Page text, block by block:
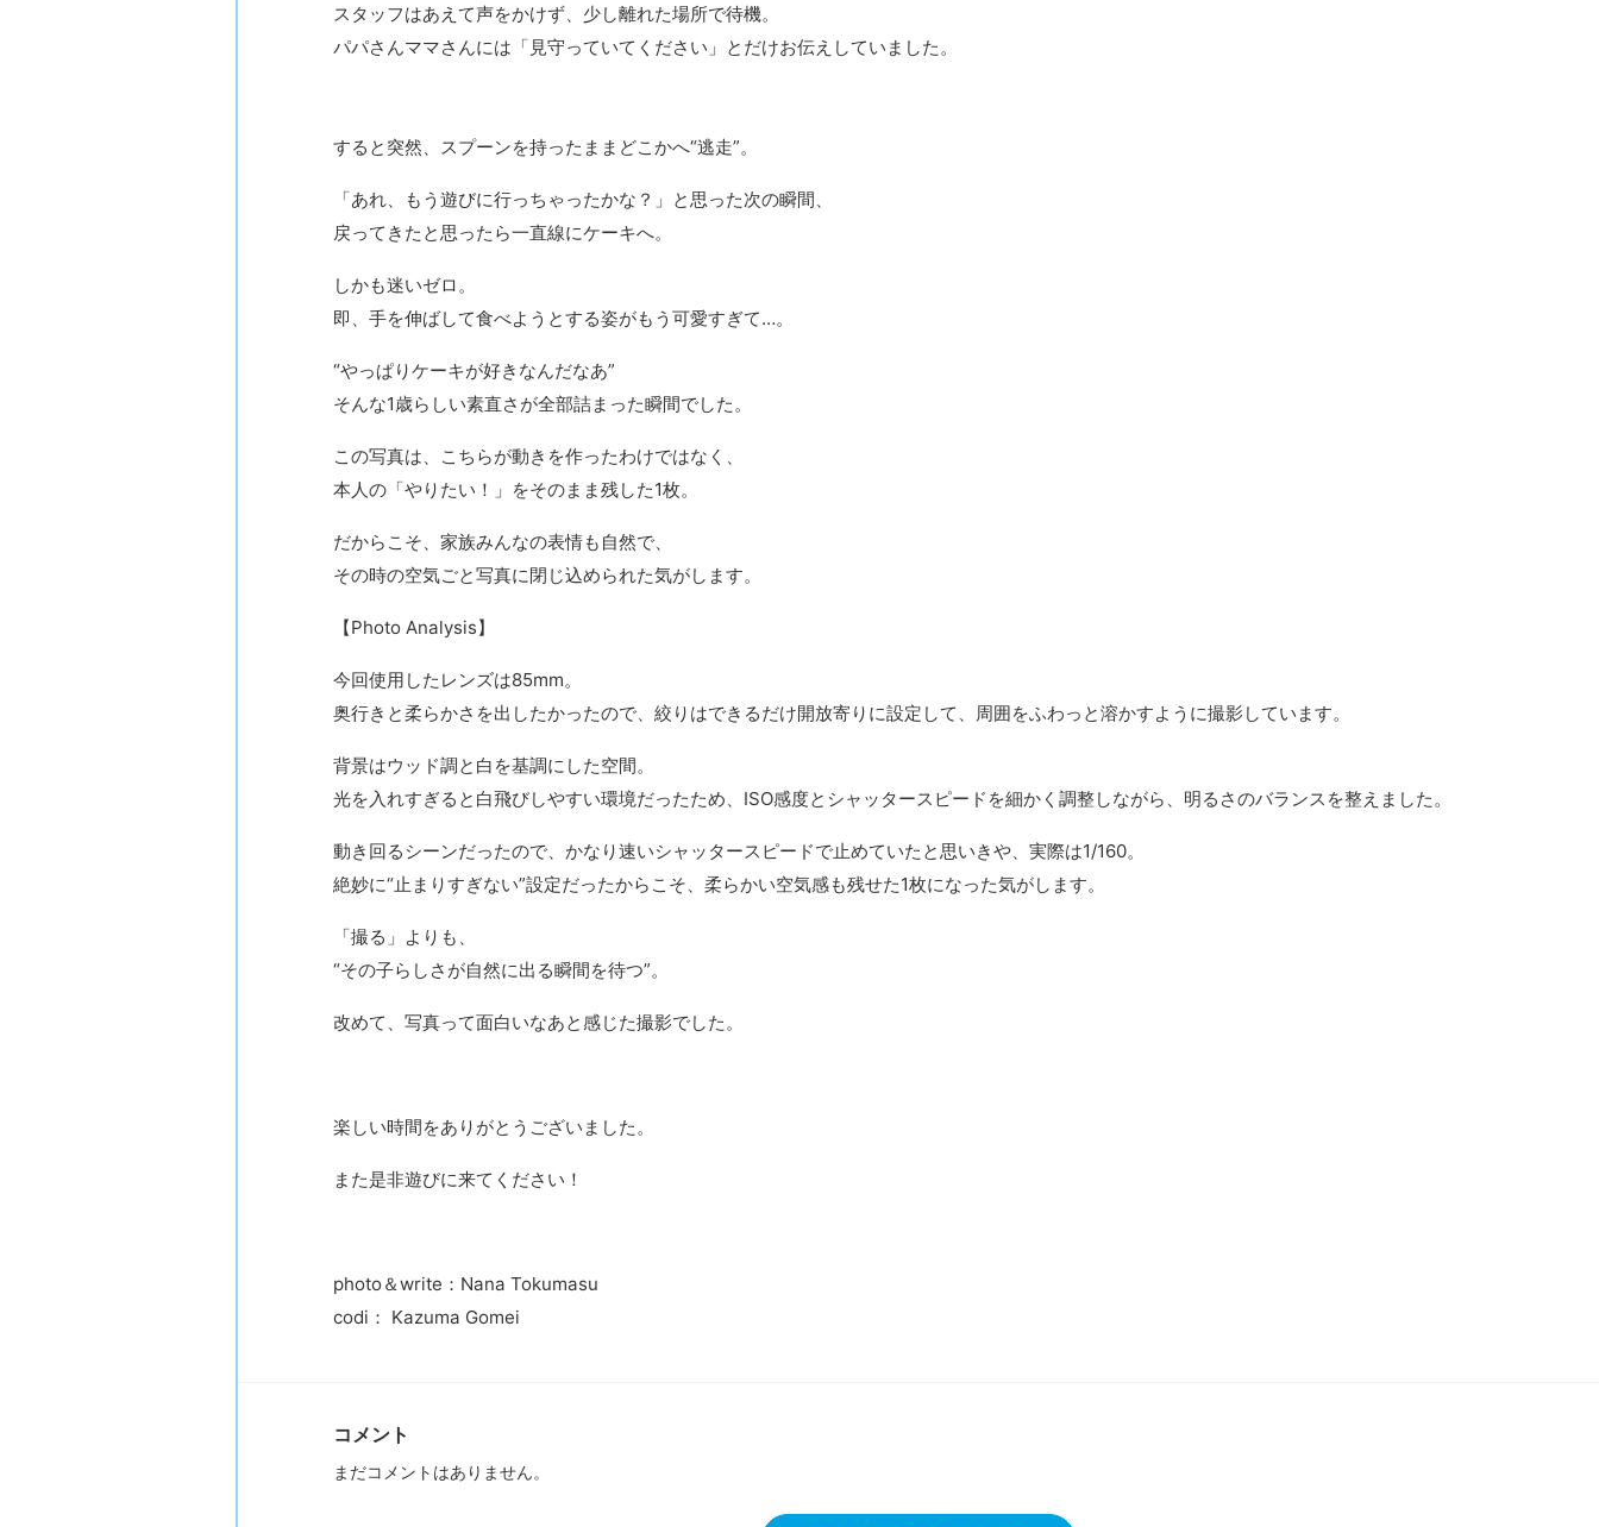
スタッフはあえて声をかけず、少し離れた場所で待機。
パパさんママさんには「見守っていてください」とだけお伝えしていました。
すると突然、スプーンを持ったままどこかへ“逃走”。
「あれ、もう遊びに行っちゃったかな？」と思った次の瞬間、
戻ってきたと思ったら一直線にケーキへ。
しかも迷いゼロ。
即、手を伸ばして食べようとする姿がもう可愛すぎて…。
“やっぱりケーキが好きなんだなあ”
そんな1歳らしい素直さが全部詰まった瞬間でした。
この写真は、こちらが動きを作ったわけではなく、
本人の「やりたい！」をそのまま残した1枚。
だからこそ、家族みんなの表情も自然で、
その時の空気ごと写真に閉じ込められた気がします。
【Photo Analysis】
今回使用したレンズは85mm。
奥行きと柔らかさを出したかったので、絞りはできるだけ開放寄りに設定して、周囲をふわっと溶かすように撮影しています。
背景はウッド調と白を基調にした空間。
光を入れすぎると白飛びしやすい環境だったため、ISO感度とシャッタースピードを細かく調整しながら、明るさのバランスを整えました。
動き回るシーンだったので、かなり速いシャッタースピードで止めていたと思いきや、実際は1/160。
絶妙に“止まりすぎない”設定だったからこそ、柔らかい空気感も残せた1枚になった気がします。
「撮る」よりも、
“その子らしさが自然に出る瞬間を待つ”。
改めて、写真って面白いなあと感じた撮影でした。
楽しい時間をありがとうございました。
また是非遊びに来てください！
photo＆write：Nana Tokumasu
codi： Kazuma Gomei
コメント
まだコメントはありません。